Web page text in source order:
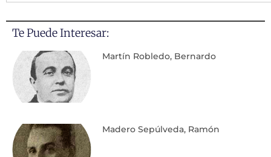
Te Puede Interesar:
Martín Robledo, Bernardo
Madero Sepúlveda, Ramón